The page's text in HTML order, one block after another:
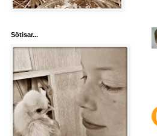
Sötisar...